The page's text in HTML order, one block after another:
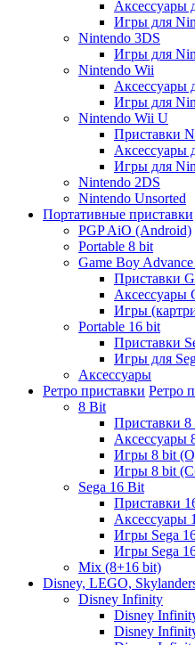
Аксессуары
Игры для
Nintendo 3DS
Игры для
Nintendo Wii
Аксессуары
Игры для
Nintendo Wii U
Приставки
Аксессуары
Игры для
Nintendo 2DS
Nintendo Unsorted
Портативные приставки
PGP AiO (Android)
Portable 8 bit
Game Boy
Приставки
Аксессуары
Игры
Portable 16 bit
Приставки
Игры для
Аксессуары
Ретро приставки Ретро
8 Bit
Приставки 8
Аксессуары
Игры 8 bit
Игры 8 bit
Sega 16 Bit
Приставки
Аксессуары
Игры Sega
Игры Sega
Mix (8+16 bit)
Disney, LEGO,
Disney Infinity
Disney
Disney